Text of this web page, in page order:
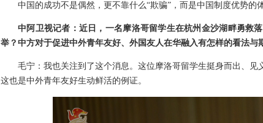
中国的成功不是偶然，更不靠什么“欺骗”，而是中国制度优势的
中阿卫视记者：近日，一名摩洛哥留学生在杭州金沙湖畔勇救
举？中方对于促进中外青年友好、外国友人在华融入有怎样的看法与
毛宁：我也关注到了这个消息。这位摩洛哥留学生挺身而出、
这也是中外青年友好生动鲜活的例证。